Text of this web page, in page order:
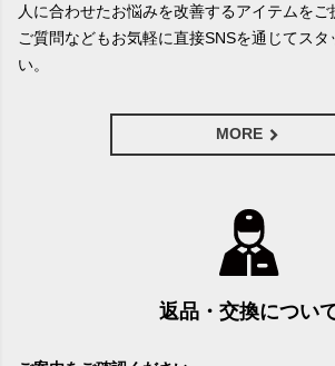
人に合わせたお悩みを改善するアイテムをご
ご質問などもお気軽に直接SNSを通じてスタ
い。
MORE
返品・交換につい